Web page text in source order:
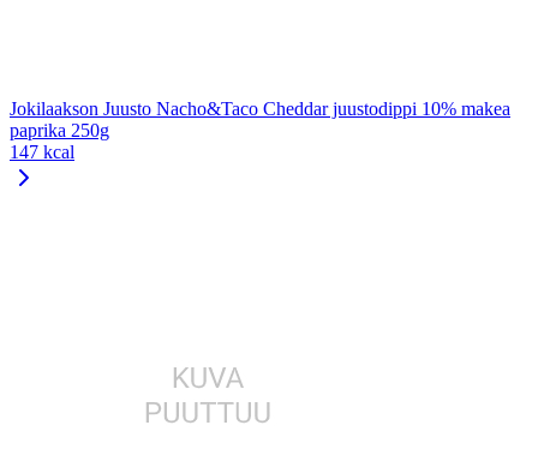
Jokilaakson Juusto Nacho&Taco Cheddar juustodippi 10% makea
paprika 250g
147 kcal